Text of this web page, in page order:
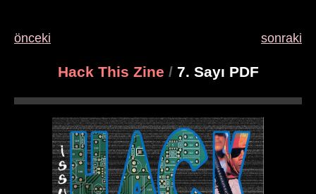
önceki sonraki
Hack This Zine /7. Sayı PDF